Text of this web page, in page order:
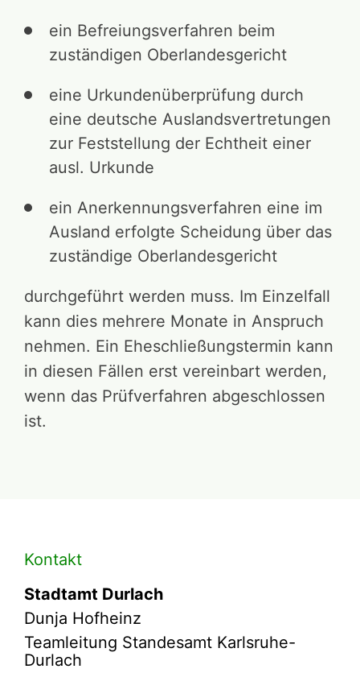
ein Befreiungsverfahren beim
zuständigen Oberlandesgericht
eine Urkundenüberprüfung durch
eine deutsche Auslandsvertretungen
zur Feststellung der Echtheit einer
ausl. Urkunde
ein Anerkennungsverfahren eine im
Ausland erfolgte Scheidung über das
zuständige Oberlandesgericht
durchgeführt werden muss. Im Einzelfall
kann dies mehrere Monate in Anspruch
nehmen. Ein Eheschließungstermin kann
in diesen Fällen erst vereinbart werden,
wenn das Prüfverfahren abgeschlossen
ist.
Kontakt
Stadtamt Durlach
Dunja Hofheinz
Teamleitung Standesamt Karlsruhe-
Durlach